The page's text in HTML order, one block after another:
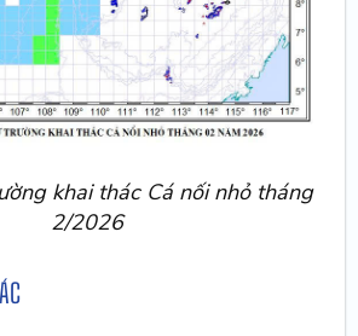
khai thác Cá nối nhỏ tháng
2/2026